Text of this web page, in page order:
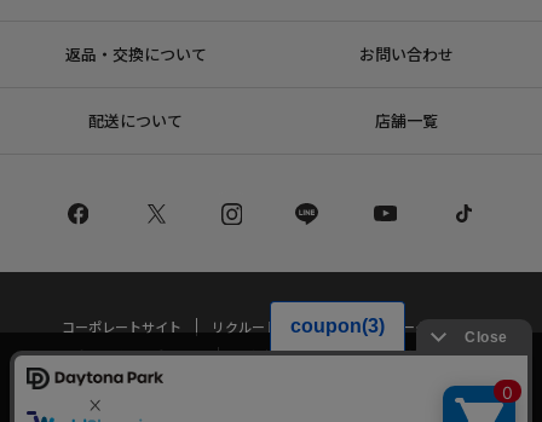
返品・交換について お問い合わせ
配送について 店舗一覧
コーポレートサイト リクルート
サステナブルマークについて
プライバシーポリシー
特定商取引法・古物営業法に基づく表記
当サイトでは利用体験の向上およびコンテンツの最適な提供、トラフィック
の分析を目的としてCookieを使用しています。